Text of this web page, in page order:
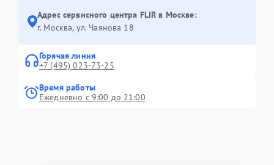
Адрес сервисного центра FLIR в Москве:
г. Москва, ул. Чаянова 18
Горячая линия
+7 (495) 023-73-25
Время работы
Ежедневно с 9:00 до 21:00